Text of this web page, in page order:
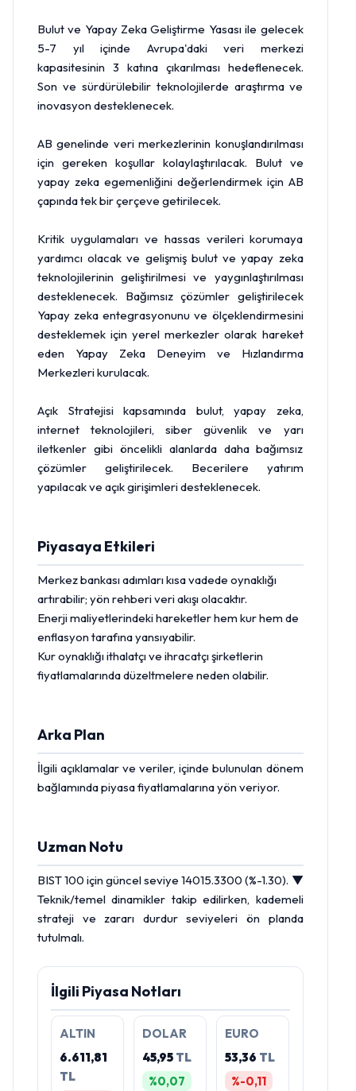
Bulut ve Yapay Zeka Geliştirme Yasası ile gelecek
5-7 yıl içinde Avrupa'daki veri merkezi
kapasitesinin 3 katına çıkarılması hedeflenecek.
Son ve sürdürülebilir teknolojilerde araştırma ve
inovasyon desteklenecek.
AB genelinde veri merkezlerinin konuşlandırılması
için gereken koşullar kolaylaştırılacak. Bulut ve
yapay zeka egemenliğini değerlendirmek için AB
çapında tek bir çerçeve getirilecek.
Kritik uygulamaları ve hassas verileri korumaya
yardımcı olacak ve gelişmiş bulut ve yapay zeka
teknolojilerinin geliştirilmesi ve yaygınlaştırılması
desteklenecek. Bağımsız çözümler geliştirilecek
Yapay zeka entegrasyonunu ve ölçeklendirmesini
desteklemek için yerel merkezler olarak hareket
eden Yapay Zeka Deneyim ve Hızlandırma
Merkezleri kurulacak.
Açık Stratejisi kapsamında bulut, yapay zeka,
internet teknolojileri, siber güvenlik ve yarı
iletkenler gibi öncelikli alanlarda daha bağımsız
çözümler geliştirilecek. Becerilere yatırım
yapılacak ve açık girişimleri desteklenecek.
Piyasaya Etkileri
Merkez bankasıadımları kısa vadede oynaklığı
artırabilir; yön rehberi veri akışı olacaktır.
Enerji maliyetlerindeki hareketler hem kur hem de
enflasyon tarafına yansıyabilir.
Kur oynaklığı ithalatçı ve ihracatçı şirketlerin
fiyatlamalarında düzeltmelere neden olabilir.
Arka Plan
İlgili açıklamalar ve veriler, içinde bulunulan dönem
bağlamında piyasa fiyatlamalarına yön veriyor.
Uzman Notu
BIST100 için güncel seviye 14015.3300 (%-1.30). ▼
Teknik/temel dinamikler takip edilirken, kademeli
strateji ve zararı durdur seviyeleri ön planda
tutulmalı.
İlgili Piyasa Notları
ALTIN
6.611,81
TL
DOLAR
45,95 TL
%0,07
EURO
53,36 TL
%-0,11